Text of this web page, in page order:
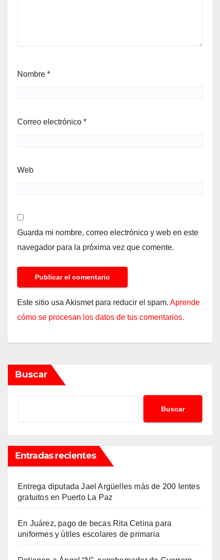
Nombre *
Correo electrónico *
Web
Guarda mi nombre, correo electrónico y web en este
navegador para la próxima vez que comente.
Este sitio usa Akismet para reducir el spam. Aprende
cómo se procesan los datos de tus comentarios.
Buscar
Buscar
Entradas recientes
Entrega diputada Jael Argüelles más de 200 lentes
gratuitos en Puerto La Paz
En Juárez, pago de becas Rita Cetina para
uniformes y útiles escolares de primaria